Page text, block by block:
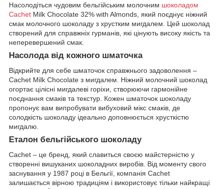
Насолодіться чудовим бельгійським молочним шоколадом
Cachet Milk Chocolate 32% with Almonds, який поєднує ніжний
смак молочного шоколаду з хрустким мигдалем. Цей шоколад
створений для справжніх гурманів, які цінують високу якість та
неперевершений смак.
Насолода від кожного шматочка
Відкрийте для себе шматочок справжнього задоволення –
Cachet Milk Chocolate з мигдалем. Ніжний молочний шоколад
огортає цілісні мигдалеві горіхи, створюючи гармонійне
поєднання смаків та текстур. Кожен шматочок шоколаду
пропонує вам випробувати вибуховий мікс смаків, де
солодкість шоколаду ідеально доповнюється хрусткістю
мигдалю.
Еталон бельгійського шоколаду
Cachet – це бренд, який славиться своєю майстерністю у
створенні вишуканих шоколадних виробів. Від моменту свого
заснування у 1987 році в Бельгії, компанія Cachet
залишається вірною традиціям і використовує тільки найкращі